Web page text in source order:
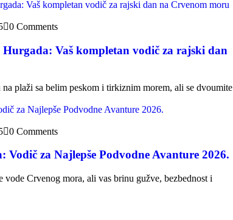
0 Comments
Hurgada: Vaš kompletan vodič za rajski dan
na plaži sa belim peskom i tirkiznim morem, ali se dvoumite
0 Comments
Vodič za Najlepše Podvodne Avanture 2026.
vode Crvenog mora, ali vas brinu gužve, bezbednost i